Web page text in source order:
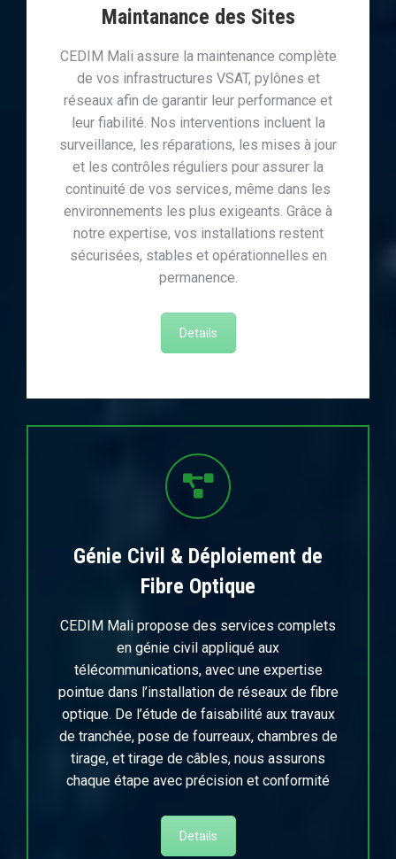
Maintanance des Sites
CEDIM Mali assure la maintenance complète
de vos infrastructures VSAT, pylônes et
réseaux afin de garantir leur performance et
leur fiabilité. Nos interventions incluent la
surveillance, les réparations, les mises à jour
et les contrôles réguliers pour assurer la
continuité de vos services, même dans les
environnements les plus exigeants. Grâce à
notre expertise, vos installations restent
sécurisées, stables et opérationnelles en
permanence.
Details
Génie Civil & Déploiement de
Fibre Optique
CEDIM Mali propose des services complets
en génie civil appliqué aux
télécommunications, avec une expertise
pointue dans l’installation de réseaux de fibre
optique. De l’étude de faisabilité aux travaux
de tranchée, pose de fourreaux, chambres de
tirage, et tirage de câbles, nous assurons
chaque étape avec précision et conformité
Details